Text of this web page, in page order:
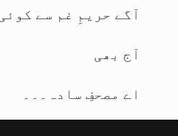
آگے حریمِ غم سے
آج بھی
اے مصحفِ سادہ۔۔۔